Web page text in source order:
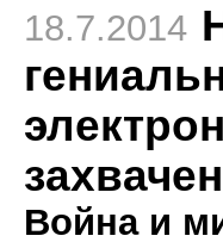
18.7.2014
Война и